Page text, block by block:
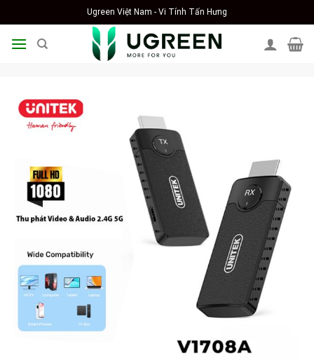
to
content
Ugreen Việt Nam - Vi Tính Tấn Hưng